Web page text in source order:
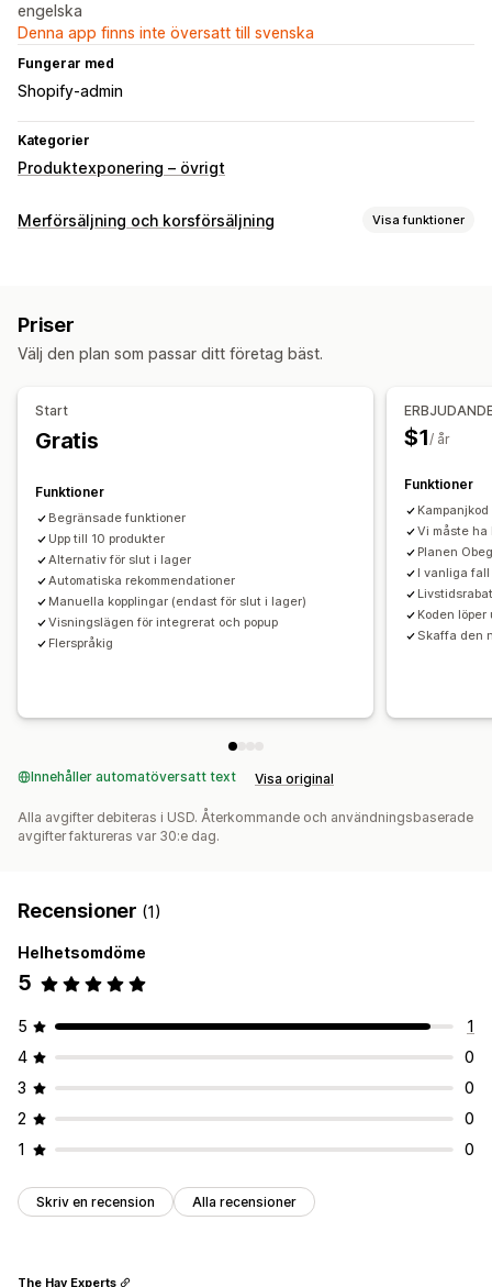
engelska
Denna app finns inte översatt till svenska
Fungerar med
Shopify-admin
Kategorier
Produktexponering – övrigt
Merförsäljning och korsförsäljning Visa funktioner
Priser
Välj den plan som passar ditt företag bäst.
Start
Gratis
Funktioner
Begränsade funktioner
Upp till 10 produkter
Alternativ för slut i lager
Automatiska rekommendationer
Manuella kopplingar (endast för slut i lager)
Visningslägen för integrerat och popup
Flerspråkig
$1/ år
Funktioner
Vi måste
Planen
I vanliga
Koden
Skaffa den
Innehåller automatöversatt text Visa original
Alla avgifter debiteras i USD. Återkommande och användningsbaserade
avgifter faktureras var 30:e dag.
Recensioner (1)
Helhetsomdöme
5
5
1
4
0
3
0
2
0
1
0
Skriv en recension Alla recensioner
The Hay Experts